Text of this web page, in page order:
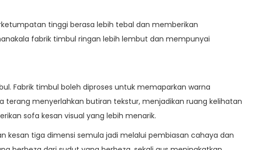
tinggi berasa lebih tebal dan memberikan
fabrik timbul ringan lebih lembut dan mempunyai
Fabrik timbul boleh diproses untuk memaparkan warna
menyerlahkan butiran tekstur, menjadikan ruang kelihatan
sofa kesan visual yang lebih menarik.
kesan tiga dimensi semula jadi melalui pembiasan cahaya dan